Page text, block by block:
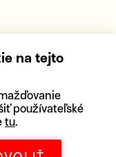
na tejto
používateľské
tu.